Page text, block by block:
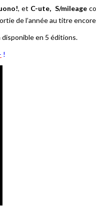
, et C-ute, S/mileage
de l’année au titre
en 5 éditions.
!